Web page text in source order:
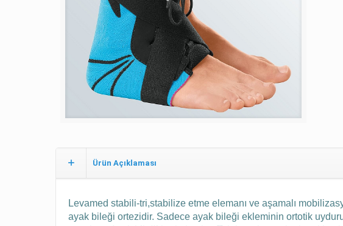
Ürün Açıklaması
Levamed stabili-tri,stabilize etme elemanı ve aşamalı
ayak bileği ortezidir. Sadece ayak bileği ekleminin ortotik